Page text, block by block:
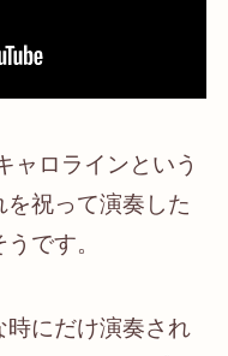
ャロラインという
祝って演奏した
です。
時にだけ演奏され